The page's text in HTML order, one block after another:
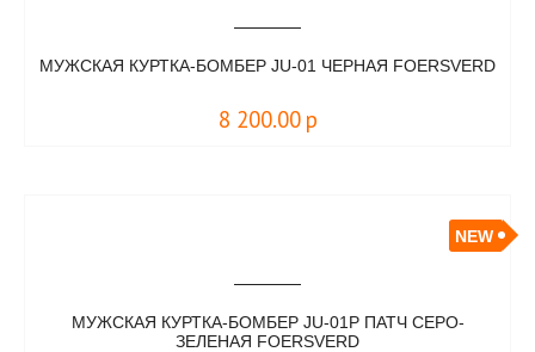
МУЖСКАЯ КУРТКА-БОМБЕР JU-01 ЧЕРНАЯ FOERSVERD
8 200.00 р
NEW
МУЖСКАЯ КУРТКА-БОМБЕР JU-01P ПАТЧ СЕРО-
ЗЕЛЕНАЯ FOERSVERD